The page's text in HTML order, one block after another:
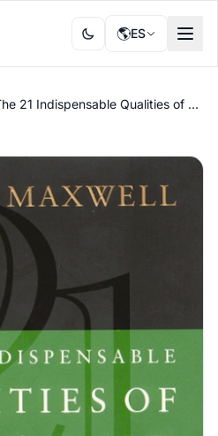
🌎ES
The 21 Indispensable Qualities of a Leader